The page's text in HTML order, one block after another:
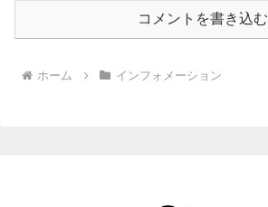
コメントを書き込む
ホーム インフォメーション